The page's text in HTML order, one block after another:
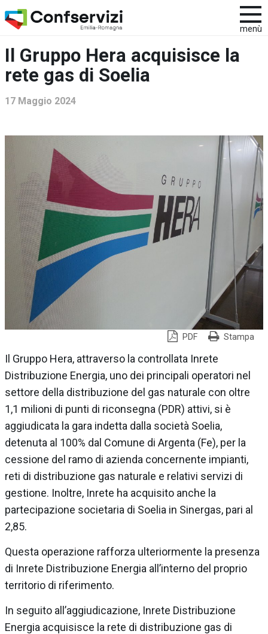
menù
Il Gruppo Hera acquisisce la
rete gas di Soelia
17 Maggio 2024
PDF Stampa
Il Gruppo Hera, attraverso la controllata Inrete
Distribuzione Energia, uno dei principali operatori nel
settore della distribuzione del gas naturale con oltre
1,1 milioni di punti di riconsegna (PDR) attivi, si è
aggiudicata la gara indetta dalla società Soelia,
detenuta al 100% dal Comune di Argenta (Fe), per la
cessione del ramo di azienda concernente impianti,
reti di distribuzione gas naturale e relativi servizi di
gestione. Inoltre, Inrete ha acquisito anche la
partecipazione societaria di Soelia in Sinergas, pari al
2,85.
Questa operazione rafforza ulteriormente la presenza
di Inrete Distribuzione Energia all’interno del proprio
territorio di riferimento.
In seguito all’aggiudicazione, Inrete Distribuzione
Energia acquisisce la rete di distribuzione gas di